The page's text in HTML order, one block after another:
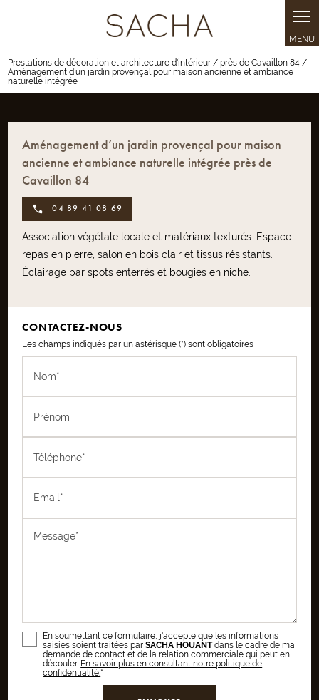
Prestations de décoration et architecture d'intérieur / près de Cavaillon 84 /
Aménagement d’un jardin provençal pour maison ancienne et ambiance
naturelle intégrée
Aménagement d’un jardin provençal pour maison
ancienne et ambiance naturelle intégrée près de
Cavaillon 84
04 89 41 08 69
Association végétale locale et matériaux texturés. Espace
repas en pierre, salon en bois clair et tissus résistants.
Éclairage par spots enterrés et bougies en niche.
CONTACTEZ-NOUS
Les champs indiqués par un astérisque (*) sont obligatoires
Nom*
Prénom
Téléphone*
Email*
Message*
En soumettant ce formulaire, j'accepte que les informations
saisies soient traitées parSACHA HOUANTdans le cadre de ma
demande de contact et de la relation commerciale qui peut en
découler. En savoir plus en consultant notre politique de
confidentialité. *